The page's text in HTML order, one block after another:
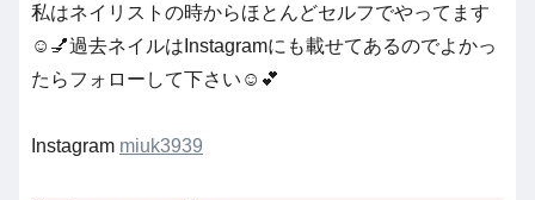
私はネイリストの時からほとんどセルフでやってます
☺️💅過去ネイルはInstagramにも載せてあるのでよかっ
たらフォローして下さい☺️💕
Instagram miuk3939